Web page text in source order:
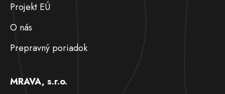
Projekt EÚ
O nás
Prepravný poriadok
MRAVA, s.r.o.